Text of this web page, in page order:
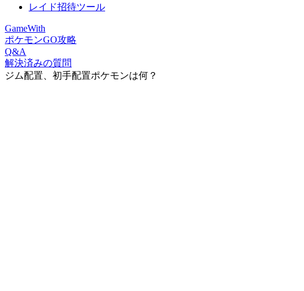
レイド招待ツール
GameWith
ポケモンGO攻略
Q&A
解決済みの質問
ジム配置、初手配置ポケモンは何？